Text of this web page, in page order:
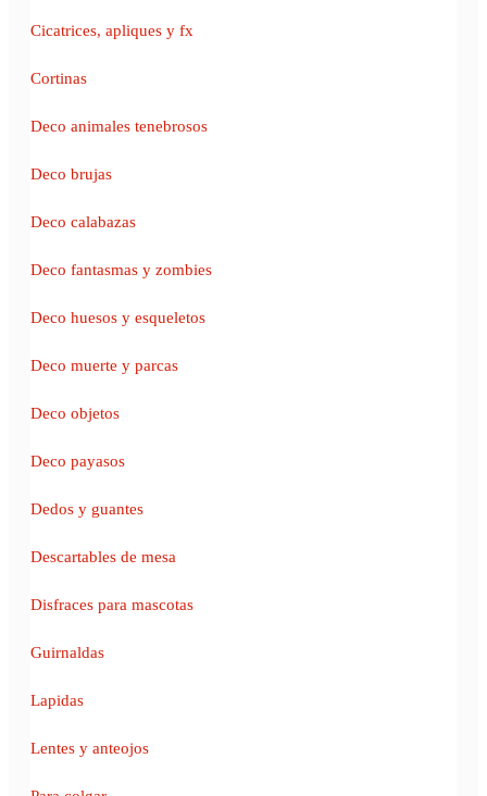
Cicatrices, apliques y fx
Cortinas
Deco animales tenebrosos
Deco brujas
Deco calabazas
Deco fantasmas y zombies
Deco huesos y esqueletos
Deco muerte y parcas
Deco objetos
Deco payasos
Dedos y guantes
Descartables de mesa
Disfraces para mascotas
Guirnaldas
Lapidas
Lentes y anteojos